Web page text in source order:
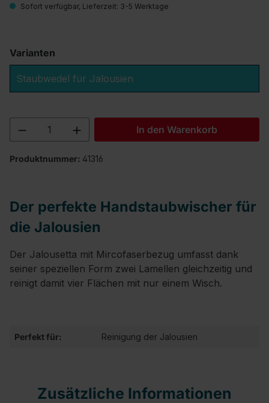
Sofort verfügbar, Lieferzeit: 3-5 Werktage
Varianten
Staubwedel für Jalousien
Produkt Anzahl: Gib den gewünschten
In den Warenkorb
Produktnummer: 41316
Der perfekte Handstaubwischer für
die Jalousien
Der Jalousetta mit Mircofaserbezug umfasst dank
seiner speziellen Form zwei Lamellen gleichzeitig und
reinigt damit vier Flächen mit nur einem Wisch.
Perfekt für: Reinigung der Jalousien
Zusätzliche Informationen